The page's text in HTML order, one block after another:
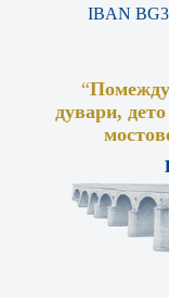
IBAN
“Помежду
дувари,